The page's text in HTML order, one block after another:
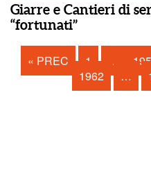
Giarre e Cantieri di
“fortunati”
« PREC 1 …
1962
…